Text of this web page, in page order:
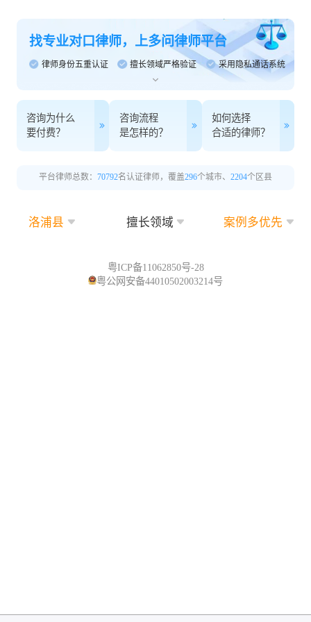
找专业对口律师，上多问律师平台
律师身份五重认证 擅长领域严格验证 采用隐私通话系统
咨询为什么
要付费？
咨询流程
是怎样的？
如何选择
合适的律师？
平台律师总数： 70792名认证律师，覆盖296个城市、 2204个区县
洛浦县 擅长领域 案例多优先
粤ICP备11062850号-28
粤公网安备44010502003214号